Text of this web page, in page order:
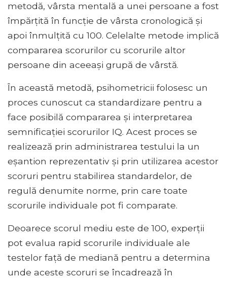
metodă, vârsta mentală a unei persoane a fost
împărțită în funcție de vârsta cronologică și
apoi înmulțită cu 100. Celelalte metode implică
compararea scorurilor cu scorurile altor
persoane din aceeași grupă de vârstă.
În această metodă, psihometricii folosesc un
proces cunoscut ca standardizare pentru a
face posibilă compararea și interpretarea
semnificației scorurilor IQ. Acest proces se
realizează prin administrarea testului la un
eșantion reprezentativ și prin utilizarea acestor
scoruri pentru stabilirea standardelor, de
regulă denumite norme, prin care toate
scorurile individuale pot fi comparate.
Deoarece scorul mediu este de 100, experții
pot evalua rapid scorurile individuale ale
testelor față de mediană pentru a determina
unde aceste scoruri se încadrează în